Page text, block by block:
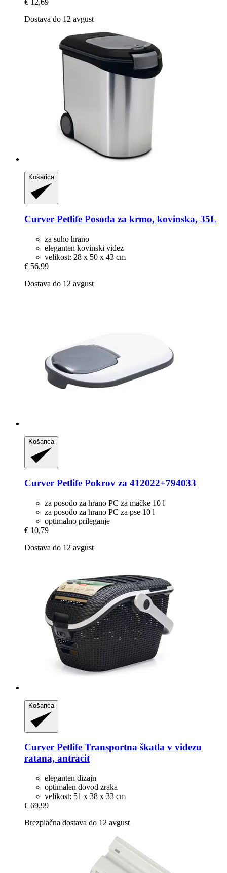
€ 12,69
Dostava do 12 avgust
Košarica
Curver Petlife Posoda za krmo, kovinska, 35L
za suho hrano
eleganten kovinski videz
velikost: 28 x 50 x 43 cm
€ 56,99
Dostava do 12 avgust
Košarica
Curver Petlife Pokrov za 412022+794033
za posodo za hrano PC za mačke 10 l
za posodo za hrano PC za pse 10 l
optimalno prileganje
€ 10,79
Dostava do 12 avgust
Košarica
Curver Petlife Transportna škatla v videzu
ratana, antracit
eleganten dizajn
optimalen dovod zraka
velikost: 51 x 38 x 33 cm
€ 69,99
Brezplačna dostava do 12 avgust